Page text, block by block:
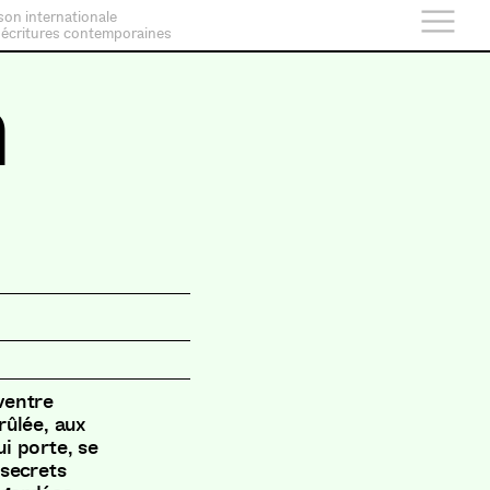
internationale
contemporaines
aux
porte, se